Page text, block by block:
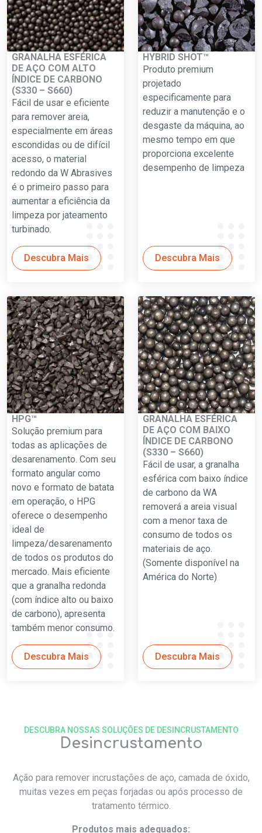
GRANALHA ESFÉRICA
DE AÇO COM ALTO
ÍNDICE DE CARBONO
(S330 – S660)
Fácil de usar e eficiente
para remover areia,
especialmente em áreas
escondidas ou de difícil
acesso, o material
redondo da W Abrasives
é o primeiro passo para
aumentar a eficiência da
limpeza por jateamento
turbinado.
Descubra Mais
HYBRID SHOT™
Produto premium
projetado
especificamente para
reduzir a manutenção e o
desgaste da máquina, ao
mesmo tempo em que
proporciona excelente
desempenho de limpeza
Descubra Mais
HPG™
Solução premium para
todas as aplicações de
desarenamento. Com seu
formato angular como
novo e formato de batata
em operação, o HPG
oferece o desempenho
ideal de
limpeza/desarenamento
de todos os produtos do
mercado. Mais eficiente
que a granalha redonda
(com índice alto ou baixo
de carbono), apresenta
também menor consumo.
Descubra Mais
GRANALHA ESFÉRICA
DE AÇO COM BAIXO
ÍNDICE DE CARBONO
(S330 – S660)
Fácil de usar, a granalha
esférica com baixo índice
de carbono da WA
removerá a areia visual
com a menor taxa de
consumo de todos os
materiais de aço.
(Somente disponível na
América do Norte)
Descubra Mais
Desincrustamento
DESCUBRA NOSSAS SOLUÇÕES DE DESINCRUSTAMENTO
Ação para remover incrustações de aço, camada de óxido,
muitas vezes em peças forjadas ou após processo de
tratamento térmico.
Produtos mais adequados: